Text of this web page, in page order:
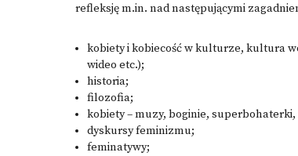
refleksję m.in. nad następującymi
kobiety i kobiecość w kulturze, kultura
wideo etc.);
historia;
filozofia;
kobiety – muzy, boginie,
dyskursy feminizmu;
feminatywy;